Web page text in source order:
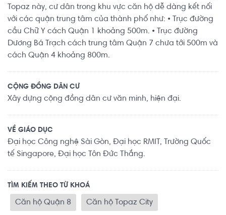
Topaz này, cư dân trong khu vực căn hộ dễ dàng kết nối
với các quận trung tâm của thành phố như: • Trục đường
cầu Chữ Y cách Quận 1 khoảng 500m. • Trục đường
Dương Bá Trạch cách trung tâm Quận 7 chưa tới 500m và
cách Quận 4 khoảng 800m.
CỘNG ĐỒNG DÂN CƯ
Xây dựng cộng đồng dân cư văn minh, hiện đại.
VỀ GIÁO DỤC
Đại học Công nghệ Sài Gòn, Đại học RMIT, Trường Quốc
tế Singapore, Đại học Tôn Đức Thắng.
TÌM KIẾM THEO TỪ KHOÁ
Căn hộ Quận 8 Căn hộ Topaz City